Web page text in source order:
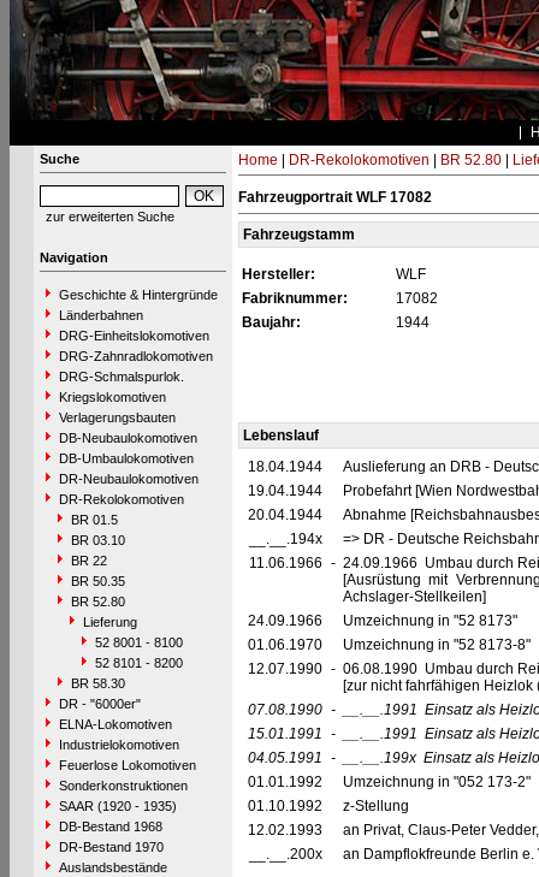
Suche
zur erweiterten Suche
Navigation
Geschichte & Hintergründe
Länderbahnen
DRG-Einheitslokomotiven
DRG-Zahnradlokomotiven
DRG-Schmalspurlok.
Kriegslokomotiven
Verlagerungsbauten
DB-Neubaulokomotiven
DB-Umbaulokomotiven
DR-Neubaulokomotiven
DR-Rekolokomotiven
BR 01.5
BR 03.10
BR 22
BR 50.35
BR 52.80
Lieferung
52 8001 - 8100
52 8101 - 8200
BR 58.30
DR - "6000er"
ELNA-Lokomotiven
Industrielokomotiven
Feuerlose Lokomotiven
Sonderkonstruktionen
SAAR (1920 - 1935)
DB-Bestand 1968
DR-Bestand 1970
Auslandsbestände
Home DR-Rekolokomotiven BR 52.80|
Fahrzeugportrait WLF 17082
Fahrzeugstamm
Hersteller:
WLF
Fabriknummer:
17082
Baujahr:
1944
Lebenslauf
18.04.1944
Auslieferung an DRB -
19.04.1944
Probefahrt [Wien
20.04.1944
Abnahme
__.__.194x
=> DR - Deutsche
11.06.1966 - 24.09.1966 Umbau durch
[Ausrüstung mit
Achslager-Stellkeilen]
24.09.1966
Umzeichnung in "52 8173"
01.06.1970
Umzeichnung in "52 8173-8"
12.07.1990 - 06.08.1990 Umbau durch
[zur nicht fahrfähigen
07.08.1990 - __.__.1991 Einsatz als
15.01.1991 - __.__.1991 Einsatz als
04.05.1991 - __.__.199x Einsatz als
01.01.1992
Umzeichnung in "052 173-2"
01.10.1992
z-Stellung
12.02.1993
an Privat, Claus-Peter
__.__.200x
an Dampflokfreunde Berlin